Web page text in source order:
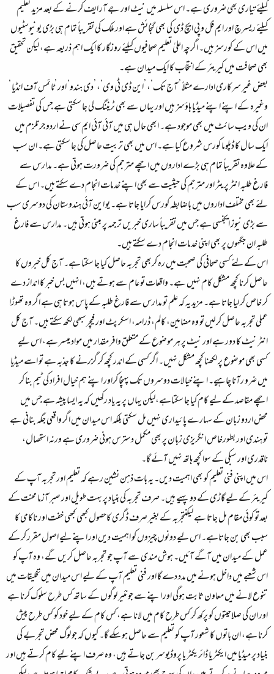
کیلئے تیاری بھی ضروری ہے۔ اس سلسلہ میں نیٹ اور جے آر ایف کرنے کے بعد مزید تعلیم
کیلئے ریسرچ اور ایم فل و پی ایچ ڈی کی بھی گنجائش ہے اور ملک کی تقریباً تمام ہی بڑی یونیوسٹیوں
میں اس کے کورسز ہیں۔ اگرچہ اعلیٰ تعلیم صحافیوں کیلئے روزگار کا ایک اہم ذریعہ ہے، لیکن تحقیق
بھی صحافت میں کیریئر کے انتخاب کا ایک میدان ہے۔
بعض غیر سرکاری ادارے مثلاً ’ آج تک‘، ’این ڈی ٹی وی‘، ’دی ہندو‘ اور ’ٹائمس آف انڈیا ‘
وغیرہ کے اپنے اپنے میڈیا ہاؤسز ہیں اور یہاں سے بھی ٹریننگ لی جا سکتی ہے جس کی تفصیلات
ان کی ویب سائٹ میں بھی موجود ہے۔ ابھی حال ہی میں آئی آئی ایم سی نے اردو جرنلزم میں
ایک سال کا ڈپلوما کورس شروع کیا ہے۔ اس میں بھی تربیت حاصل کی جا سکتی ہے۔ ان سب
کے علاوہ تقریباً تمام ہی بڑے اداروں میں اچھے مترجم کی ضرورت ہوتی ہے۔ مدارس سے
فارغ طلبہ انٹر پریٹر اور مترجم کی حیثیت سے بھی اپنے خدمات انجام دے سکتے ہیں۔ اس کے
لئے بھی مختلف اداروں میں باضابطہ کورس کرایا جاتا ہے۔ یو این آئی ہندوستان کی دوسری سب
سے بڑی نیوز ایجنسی ہے جس میں تقریباً ساری خبریں ترجمہ پر مبنی ہوتی ہیں۔ مدارس سے فارغ
طلبہ ان جگہوں پر بھی اپنی خدمات انجام دے سکتے ہیں۔
اس کے لئے کسی صحافی کی صحبت میں رہ کربھی تجربہ حاصل کیا جا سکتا ہے۔ آج کل خبروں کا
حاصل کرنا کچھ مشکل کام نہیں ہے۔ واقعات تو عام سے ہوتے ہیں، انہیں بس خبر کا انداز دے
کر خاص کر لیا جاتا ہے۔ مزید یہ کہ علم تو مدارس سے فارغ طلبہ کے پاس ہوتا ہی ہے اگر وہ تھوڑا
عملی تجربہ حاصل کرلیں تو وہ مضامین، کالم، ڈرامہ، اسکرپٹ اور فیچرسبھی لکھ سکتے ہیں۔ آج کل
انٹر نیٹ کا دور ہے اور نیٹ پر ہر موضوع کے متعلق وافر مقدار میں مواد میسر ہے، اس لیے
کسی بھی موضوع پر لکھنا کچھ مشکل نہیں۔ اگر کسی کے اندر کچھ کر گزرنے کا جذبہ ہے تو اسے میڈیا
میں ضرو رآنا چاہیے۔ اپنے خیالات دوسروں تک پہنچا کراور اپنے ہم خیال افراد کی ٹیم بنا کر
اچھے مقاصد کے لیے کام کیا جا سکتاہے،لیکن یہاں پر یہ یاد رکھیں کہ یہ ایسا پیشہ ہے جس میں
محض اردو زبان کے سہارے پائیداری نہیں مل سکتی بلکہ اس میدان میں اگر واقعی جگہ بنانی ہے
تو ہندی اور بطورخاص انگریزی زبان پر بھی مکمل دسترس ہونی ضروری ہے ورنہ استحصال،
ناقدری اور سبکی کے سوا کچھ ہاتھ نہیں آئے گا۔
اس میں اپنی فنی تعلیم کو بھی اہمیت دیں۔ یہ بات ذہن نشین رہے کہ تعلیم اور تجربہ آپ کے
کیریئر کے لیے گاڑی کے دو پہیے ہیں۔ صرف تجربہ کی بنیاد پر بہت طویل اور صبر آزما محنت کے
بعدتو کوئی مقام مل جاتا ہے لیکنتجربہ کے بغیر صرف ڈگری کاحصول کبھی کبھی خفت اور ناکامی کا
سبب بھی بن جاتاہے۔ اس لیے دونوں چیزوں کو اہمیت دیں اور اپنے لیے اصول مقرر کر کے
عمل کے میدان میں آگے آئیں۔ ہوش مندی سے آپ جو تجربہ حاصل کریں گے، وہ آپ کو
اس شعبے میں داخل ہونے میں مدد دے گا اور فنی تعلیم آپ کے لیے اس میدان میں تخلیقات میں
تنوع لانے میں معاون ثابت ہوگی اور اپنے سے جونئیر لوگوں کے ساتھ کس طرح سلوک کرنا ہے
اور ان کی صلاحیتوں کو پرکھ کر کس طرح کام میں لانا ہے، کس کام کے لیے خود کو کس طرح پیش
کرنا ہے، ان باتوں کا شعور آپ کو تعلیم سے حاصل ہو سکے گا۔ کیوں کہ جو لوگ محض تجربے کی
بنیاد پر میڈیا میں ایکٹر یا ڈائریکٹر یا پروڈیوسر بن جاتے ہیں، وہ صرف اپنے لیے کام کرتے ہیں اور